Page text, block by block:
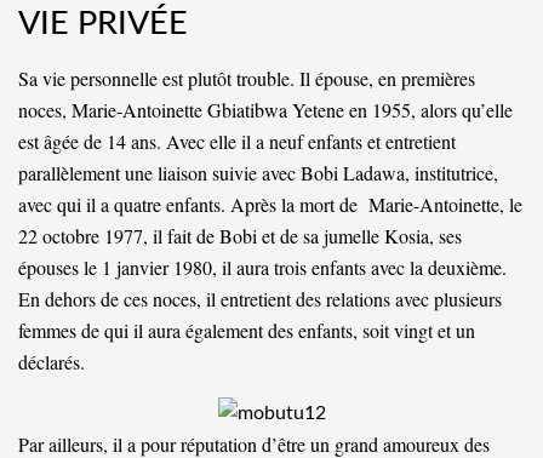
VIE PRIVÉE
Sa vie personnelle est plutôt trouble. Il épouse, en premières
noces, Marie-Antoinette Gbiatibwa Yetene en 1955, alors qu’elle
est âgée de 14 ans. Avec elle il a neuf enfants et entretient
parallèlement une liaison suivie avec Bobi Ladawa, institutrice,
avec qui il a quatre enfants. Après la mort de Marie-Antoinette, le
22 octobre 1977, il fait de Bobi et de sa jumelle Kosia, ses
épouses le 1 janvier 1980, il aura trois enfants avec la deuxième.
En dehors de ces noces, il entretient des relations avec plusieurs
femmes de qui il aura également des enfants, soit vingt et un
déclarés.
Par ailleurs, il a pour réputation d’être un grand amoureux des